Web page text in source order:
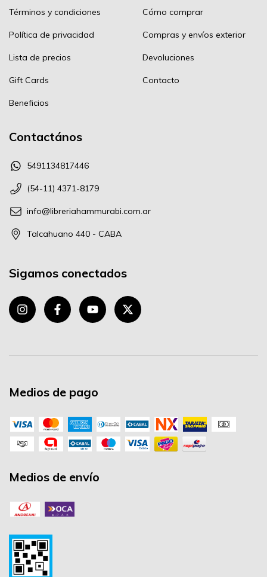
Términos y condiciones
Política de privacidad
Lista de precios
Gift Cards
Beneficios
Cómo comprar
Compras y envíos exterior
Devoluciones
Contacto
Contactános
5491134817446
(54-11) 4371-8179
info@libreriahammurabi.com.ar
Talcahuano 440 - CABA
Sigamos conectados
Medios de pago
Medios de envío